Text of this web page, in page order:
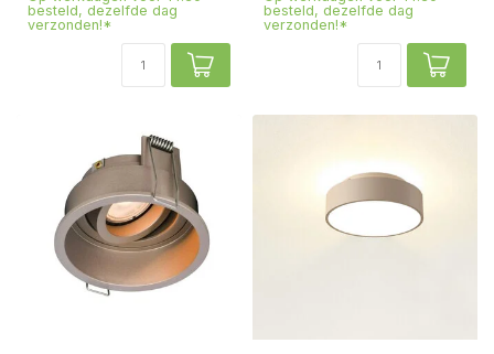
besteld, dezelfde dag
verzonden!*
besteld, dezelfde dag
verzonden!*